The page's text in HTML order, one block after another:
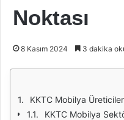
Noktası
8 Kasım 2024 3 dakika
KKTC Mobilya Üreticileri:
KKTC Mobilya